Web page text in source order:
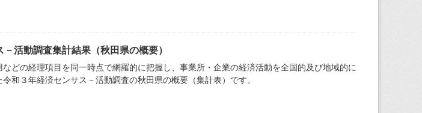
活動調査集計結果（秋田県の概要）
どの経理項目を同一時点で網羅的に把握し、事業所・企業の経済活動を全国的及び地域的に
和３年経済センサス－活動調査の秋田県の概要（集計表）です。